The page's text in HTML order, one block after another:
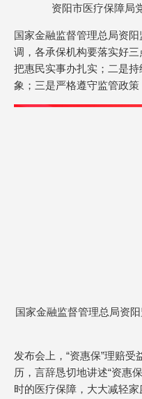
资阳市医疗保障局
国家金融监督管理总局资
调，各承保机构要落实好
把惠民实事办扎实；二是
象；三是严格遵守监管政策
国家金融监督管理总局资
发布会上，“资惠保”理赔
历，言辞恳切地讲述“资惠
时的医疗保障，大大减轻